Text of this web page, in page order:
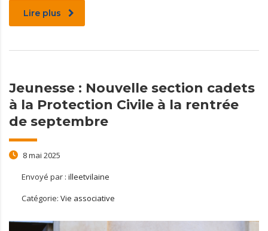
Lire plus
Jeunesse : Nouvelle section cadets
à la Protection Civile à la rentrée
de septembre
8 mai 2025
Envoyé par : illeetvilaine
Catégorie: Vie associative